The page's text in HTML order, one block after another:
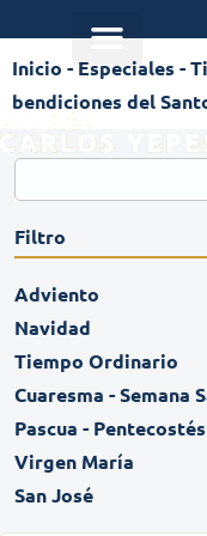
Inicio - Especiales -
bendiciones del
Filtro
Adviento
Navidad
Tiempo Ordinario
Cuaresma - Semana
Pascua - Pentecostés
Virgen María
San José